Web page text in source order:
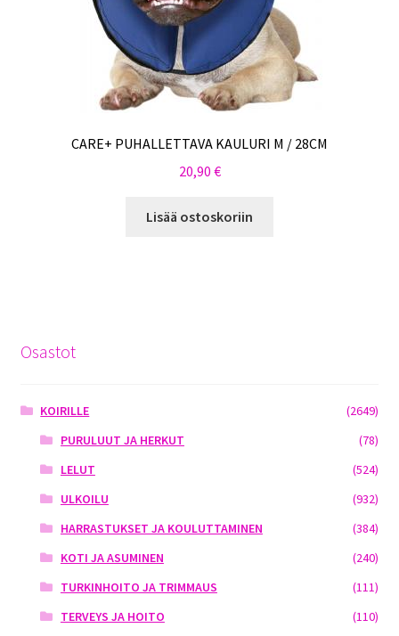
CARE+ PUHALLETTAVA KAULURI M / 28CM
20,90 €
Lisää ostoskoriin
Osastot
KOIRILLE
(2649)
PURULUUT JA HERKUT
(78)
LELUT
(524)
ULKOILU
(932)
HARRASTUKSET JA KOULUTTAMINEN
(384)
KOTI JA ASUMINEN
(240)
TURKINHOITO JA TRIMMAUS
(111)
TERVEYS JA HOITO
(110)